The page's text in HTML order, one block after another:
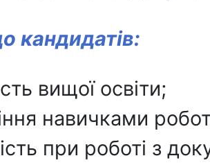
кандидатів:
вищої освіти;
навичками
при роботі з